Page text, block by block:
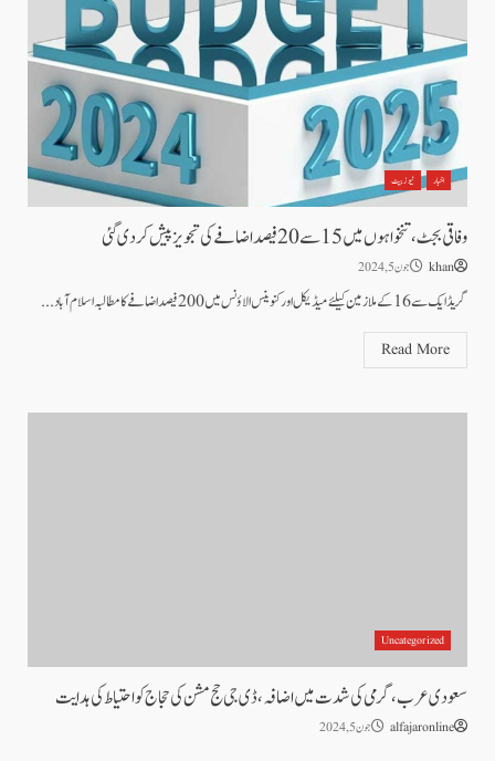
اخبار نیوز بیٹ
وفاقی بجٹ ،تنخواہوں میں 15سے 20فیصد اضافے کی تجویز پیش کردی گئی
khan جون 5, 2024
گریڈ ایک سے 16کے ملازمین کیلئے میڈیکل اور کنوینس الاؤنس میں 200فیصد اضافے کا مطالبہ اسلام آباد...
Read More
Uncategorized
سعودی عرب ،گرمی کی شدت میں اضافہ، ڈی جی حج مشن کی حجاج کو احتیاط کی ہدایت
alfajaronline جون 5, 2024